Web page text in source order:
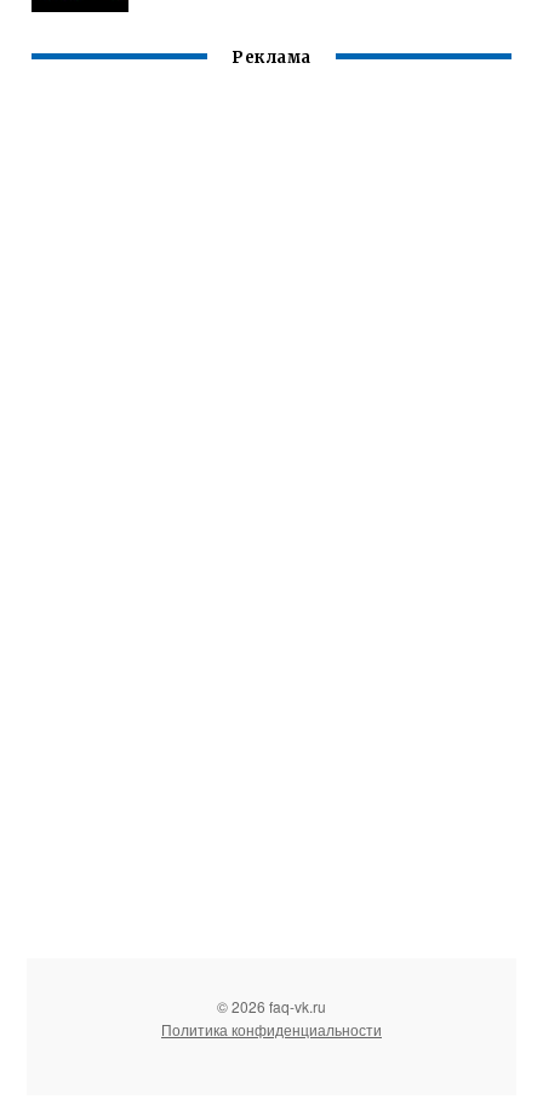
Реклама
© 2026 faq-vk.ru
Политика конфиденциальности